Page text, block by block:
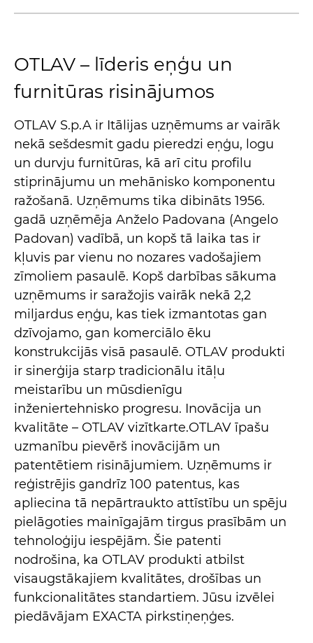
OTLAV – līderis eņģu un
furnitūras risinājumos
OTLAV S.p.A ir Itālijas uzņēmums ar vairāk
nekā sešdesmit gadu pieredzi eņģu, logu
un durvju furnitūras, kā arī citu profilu
stiprinājumu un mehānisko komponentu
ražošanā. Uzņēmums tika dibināts 1956.
gadā uzņēmēja Anželo Padovana (Angelo
Padovan) vadībā, un kopš tā laika tas ir
kļuvis par vienu no nozares vadošajiem
zīmoliem pasaulē. Kopš darbības sākuma
uzņēmums ir saražojis vairāk nekā 2,2
miljardus eņģu, kas tiek izmantotas gan
dzīvojamo, gan komerciālo ēku
konstrukcijās visā pasaulē. OTLAV produkti
ir sinerģija starp tradicionālu itāļu
meistarību un mūsdienīgu
inženiertehnisko progresu. Inovācija un
kvalitāte – OTLAV vizītkarte.OTLAV īpašu
uzmanību pievērš inovācijām un
patentētiem risinājumiem. Uzņēmums ir
reģistrējis gandrīz 100 patentus, kas
apliecina tā nepārtraukto attīstību un spēju
pielāgoties mainīgajām tirgus prasībām un
tehnoloģiju iespējām. Šie patenti
nodrošina, ka OTLAV produkti atbilst
visaugstākajiem kvalitātes, drošības un
funkcionalitātes standartiem. Jūsu izvēlei
piedāvājam EXACTA pirkstiņeņģes.